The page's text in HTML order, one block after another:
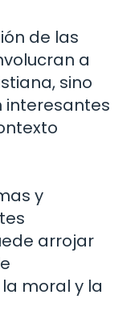
de las
a
sino
interesantes
y
arrojar
moral y la